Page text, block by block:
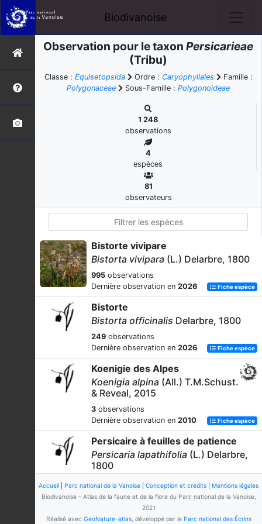
Biodivanoise
Observation pour le taxon Persicarieae
(Tribu)
Classe : Equisetopsida Ordre : Caryophyllales
Famille :
Polygonaceae
Sous-Famille : Polygonoideae
1 248
observations
4
espèces
81
observateurs
Bistorte vivipare
Bistorta vivipara (L.) Delarbre, 1800
995 observations
Dernière observation en 2026 Fiche espèce
Bistorte
Bistorta officinalis Delarbre, 1800
249 observations
Dernière observation en 2026 Fiche espèce
Koenigie des Alpes
Koenigia alpina (All.) T.M.Schust.
& Reveal, 2015
3 observations
Dernière observation en 2010 Fiche espèce
Persicaire à feuilles de patience
Persicaria lapathifolia (L.) Delarbre,
1800
observation
Dernière observation en
2021 Fiche espèce
Accueil Parc national de la Vanoise Conception et crédits
Mentions légales
Biodivanoise - Atlas de la faune et de la flore du Parc national de la Vanoise,
2021
Réalisé avec GeoNature-atlas, développé par le Parc national des Écrins